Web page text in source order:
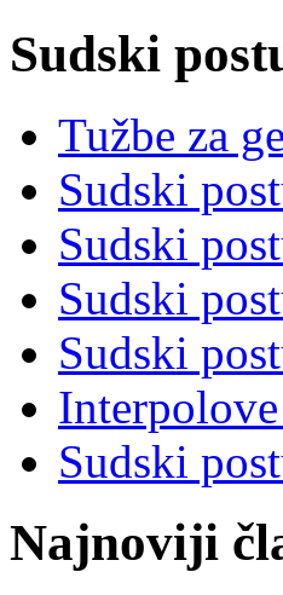
Sudski
Tužbe za
Sudski
Sudski
Sudski
Sudski
Sudski
Najnoviji